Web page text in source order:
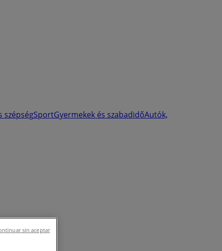
szépségSportGyermekek és szabadidőAutók,
sin aceptar